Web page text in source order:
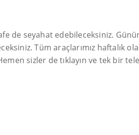
de seyahat edebileceksiniz.
Tüm araçlarımız haftalık
sizler de tıklayın ve tek bir